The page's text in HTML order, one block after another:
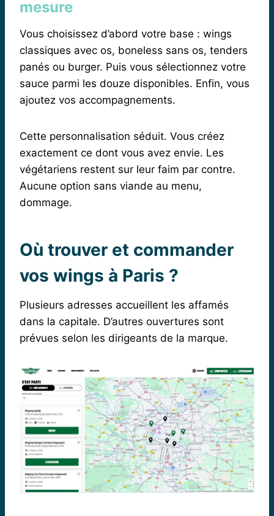
mesure
Vous choisissez d’abord votre base : wings
classiques avec os, boneless sans os, tenders
panés ou burger. Puis vous sélectionnez votre
sauce parmi les douze disponibles. Enfin, vous
ajoutez vos accompagnements.
Cette personnalisation séduit. Vous créez
exactement ce dont vous avez envie. Les
végétariens restent sur leur faim par contre.
Aucune option sans viande au menu,
dommage.
Où trouver et commander
vos wings à Paris ?
Plusieurs adresses accueillent les affamés
dans la capitale. D’autres ouvertures sont
prévues selon les dirigeants de la marque.